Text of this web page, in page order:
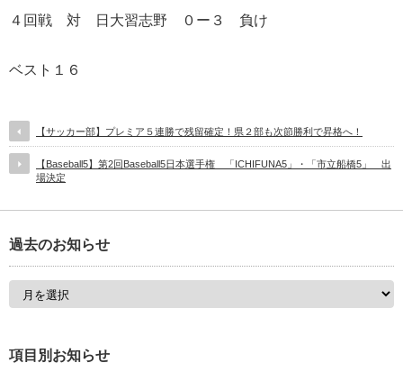
４回戦 対 日大習志野 ０ー３ 負け
ベスト１６
【サッカー部】プレミア５連勝で残留確定！県２部も次節勝利で昇格へ！
【Baseball5】第2回Baseball5日本選手権 「ICHIFUNA5」・「市立船橋5」 出
場決定
過去のお知らせ
項目別お知らせ